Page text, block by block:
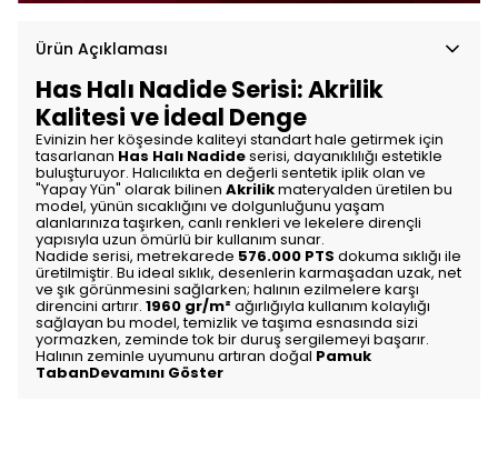
Ürün Açıklaması
Has Halı Nadide Serisi: Akrilik
Kalitesi ve İdeal Denge
Evinizin her köşesinde kaliteyi standart hale getirmek için
tasarlanan Has Halı Nadideserisi, dayanıklılığı estetikle
buluşturuyor. Halıcılıkta en değerli sentetik iplik olan ve
"Yapay Yün" olarak bilinen Akrilikmateryalden üretilen bu
model, yünün sıcaklığını ve dolgunluğunu yaşam
alanlarınıza taşırken, canlı renkleri ve lekelere dirençli
yapısıyla uzun ömürlü bir kullanım sunar.
Nadide serisi, metrekarede 576.000 PTS dokuma sıklığı ile
üretilmiştir. Bu ideal sıklık, desenlerin karmaşadan uzak, net
ve şık görünmesini sağlarken; halının ezilmelere karşı
direncini artırır. 1960 gr/m² ağırlığıyla kullanım kolaylığı
sağlayan bu model, temizlik ve taşıma esnasında sizi
yormazken, zeminde tok bir duruş sergilemeyi başarır.
Halının zeminle uyumunu artıran doğal Pamuk
TabanDevamını Göster